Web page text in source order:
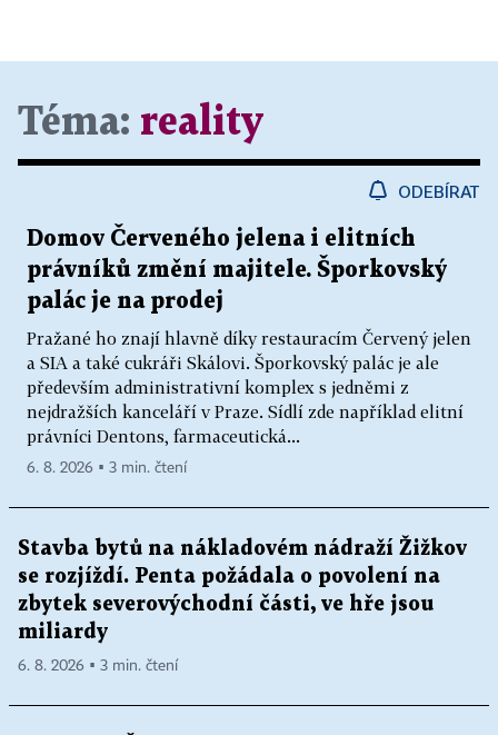
Téma: reality
ODEBÍRAT
Domov Červeného jelena i elitních
právníků změní majitele. Šporkovský
palác je na prodej
Pražané ho znají hlavně díky restauracím Červený jelen
a SIA a také cukráři Skálovi. Šporkovský palác je ale
především administrativní komplex s jedněmi z
nejdražších kanceláří v Praze. Sídlí zde například elitní
právníci Dentons, farmaceutická...
6. 8. 2026 ▪ 3 min. čtení
Stavba bytů na nákladovém nádraží Žižkov
se rozjíždí. Penta požádala o povolení na
zbytek severovýchodní části, ve hře jsou
miliardy
6. 8. 2026 ▪ 3 min. čtení